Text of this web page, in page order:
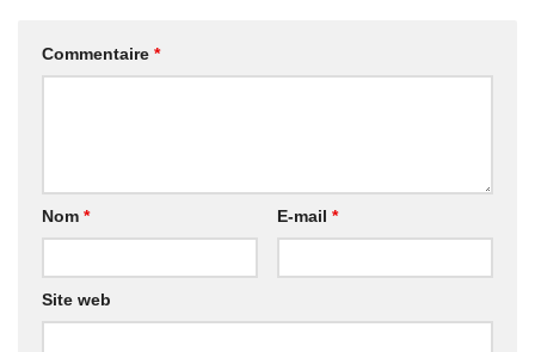
Commentaire *
Nom * E-mail *
Site web